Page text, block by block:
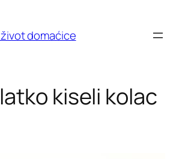
domaćice
kiseli kolac